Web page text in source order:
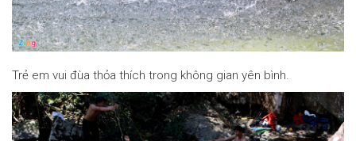
Trẻ em vui đùa thỏa thích trong không gian yên bình.